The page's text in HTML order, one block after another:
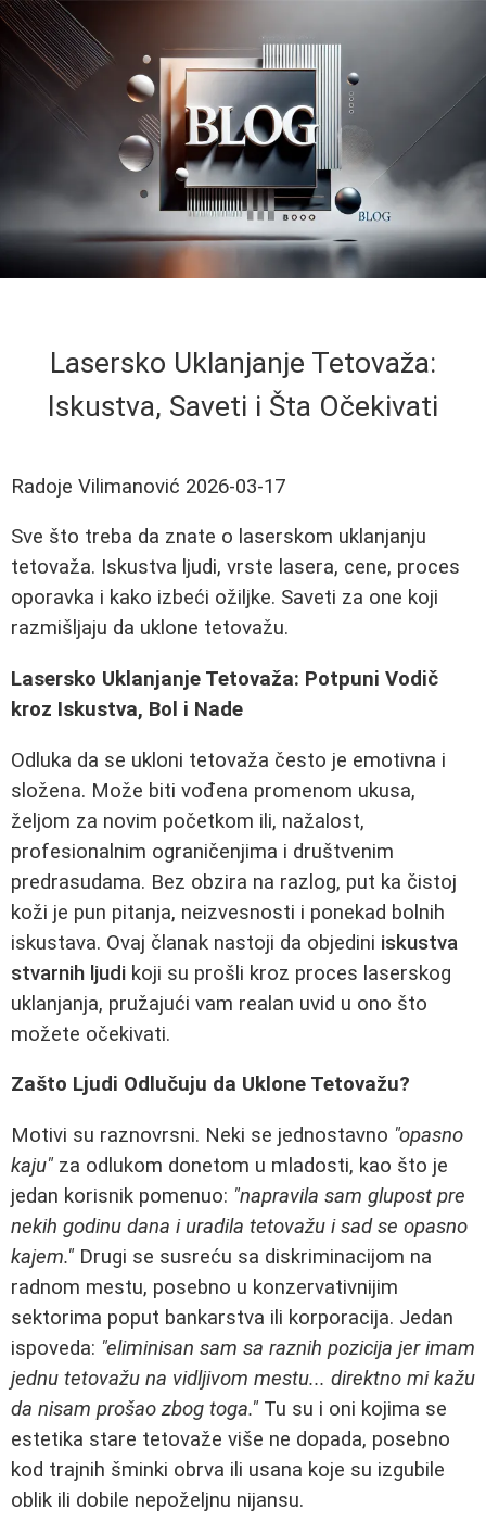
Lasersko Uklanjanje Tetovaža:
Iskustva, Saveti i Šta Očekivati
Radoje Vilimanović 2026-03-17
Sve što treba da znate o laserskom uklanjanju
tetovaža. Iskustva ljudi, vrste lasera, cene, proces
oporavka i kako izbeći ožiljke. Saveti za one koji
razmišljaju da uklone tetovažu.
Lasersko Uklanjanje Tetovaža: Potpuni Vodič
kroz Iskustva, Bol i Nade
Odluka da se ukloni tetovaža često je emotivna i
složena. Može biti vođena promenom ukusa,
željom za novim početkom ili, nažalost,
profesionalnim ograničenjima i društvenim
predrasudama. Bez obzira na razlog, put ka čistoj
koži je pun pitanja, neizvesnosti i ponekad bolnih
iskustava. Ovaj članak nastoji da objedini iskustva
stvarnih ljudi koji su prošli kroz proces laserskog
uklanjanja, pružajući vam realan uvid u ono što
možete očekivati.
Zašto Ljudi Odlučuju da Uklone Tetovažu?
Motivi su raznovrsni. Neki se jednostavno "opasno
kaju" za odlukom donetom u mladosti, kao što je
jedan korisnik pomenuo: "napravila sam glupost pre
nekih godinu dana i uradila tetovažu i sad se opasno
kajem." Drugi se susreću sa diskriminacijom na
radnom mestu, posebno u konzervativnijim
sektorima poput bankarstva ili korporacija. Jedan
ispoveda: "eliminisan sam sa raznih pozicija jer imam
jednu tetovažu na vidljivom mestu... direktno mi kažu
da nisam prošao zbog toga." Tu su i oni kojima se
estetika stare tetovaže više ne dopada, posebno
kod trajnih šminki obrva ili usana koje su izgubile
oblik ili dobile nepoželjnu nijansu.